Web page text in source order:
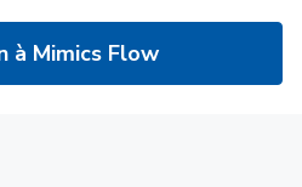
à Mimics Flow